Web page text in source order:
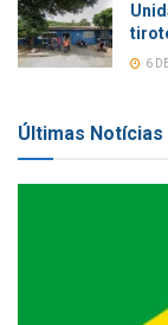
6
Últimas Notícias